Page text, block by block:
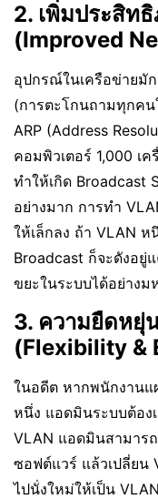
2. เพิ่มประสิท
(Improved
อุปกรณ์ในเครือข่ายมั
(การตะโกนถามทุกคน
ARP (Address
คอมพิวเตอร์ 1,000 เ
ทำให้เกิด Broadcast
อย่างมาก การทำ
ให้เล็กลง ถ้า VLAN ห
Broadcast ก็จะดังอยู่
ขยะในระบบได้อย่างม
3. ความยืดหยุ่
(Flexibility &
ในอดีต หากพนักงานแ
หนึ่ง แอดมินระบบต้อง
VLAN แอดมินสามาร
ซอฟต์แวร์ แล้วเปลี่ย
ไปนั่งใหม่ให้เป็น